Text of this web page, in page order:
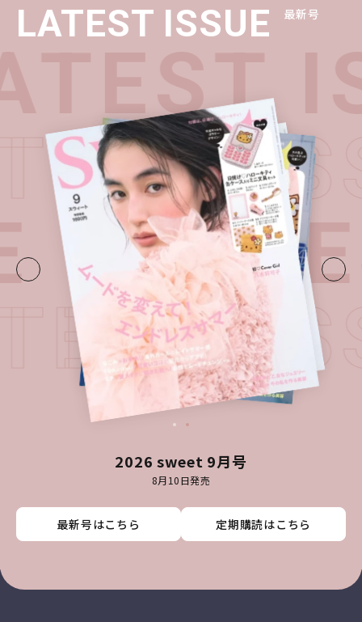
LATEST ISSUE 最新号
2026 sweet 9月号
8月10日発売
最新号はこちら 定期購読はこちら
最新号はこちら 定期購読はこちら
最新号はこちら 定期購読はこちら
最新号はこちら 定期購読はこちら